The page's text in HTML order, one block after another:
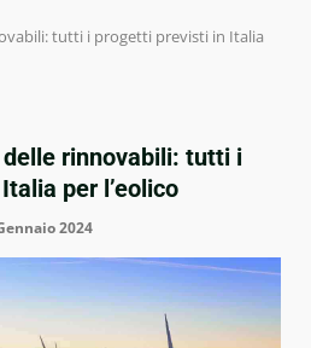
tutti i progetti previsti in Italia
delle rinnovabili: tutti i
per l’eolico
2024